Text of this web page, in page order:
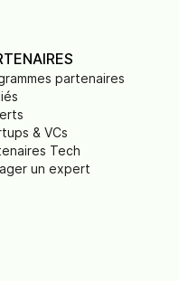
partenaires
& VCs
Tech
un expert